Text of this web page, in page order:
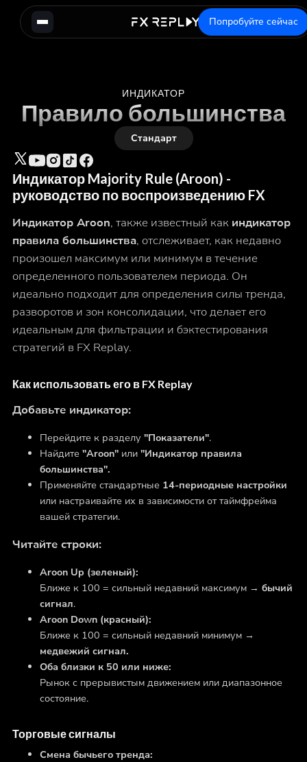
Попробуйте сейчас
ИНДИКАТОР
Правило большинства
Стандарт
Индикатор Majority Rule (Aroon) -
руководство по воспроизведению FX
Индикатор Aroon, также известный как индикатор
правила большинства, отслеживает, как недавно
произошел максимум или минимум в течение
определенного пользователем периода. Он
идеально подходит для определения силы тренда,
разворотов и зон консолидации, что делает его
идеальным для фильтрации и бэктестирования
стратегий в FX Replay.
Как использовать его в FX Replay
Добавьте индикатор:
Перейдите к разделу "Показатели".
Найдите "Aroon"или "Индикатор правила
большинства".
Применяйте стандартные 14-периодные настройки
или настраивайте их в зависимости от таймфрейма
вашей стратегии.
Читайте строки:
Aroon Up (зеленый):
Ближе к 100 = сильный недавний максимум → бычий
сигнал.
Aroon Down (красный):
Ближе к 100 = сильный недавний минимум →
медвежий сигнал.
Оба близки к 50 или ниже:
Рынок с прерывистым движением или диапазонное
состояние.
Торговые сигналы
Смена бычьего тренда: